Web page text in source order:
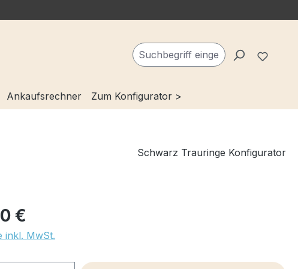
Ankaufsrechner Zum Konfigurator >
Schwarz Trauringe Konfigurator
€
inkl. MwSt.